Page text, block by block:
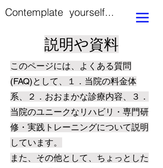
Contemplate yourself...
説明や資料
このページには、よくある質問
(FAQ)として、１．当院の料金体
系、２．おおまかな診療内容、３．
当院のユニークなリハビリ・専門研
修・実践トレーニングについて説明
しています。
​また、その他として、ちょっとした